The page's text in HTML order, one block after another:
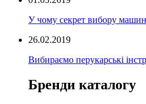
У чому секрет вибору
26.02.2019
Вибираємо перукарські
Бренди каталогу